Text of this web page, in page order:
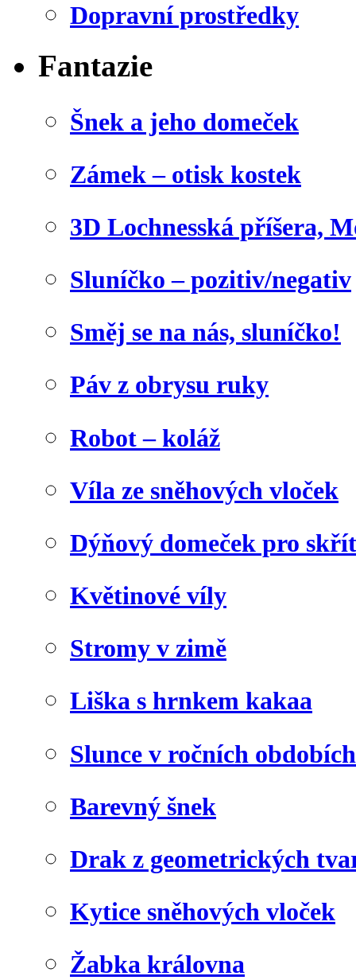
Dopravní prostředky
Fantazie
Šnek a jeho domeček
Zámek – otisk kostek
3D Lochnesská příšera,
Sluníčko – pozitiv/negativ
Směj se na nás, sluníčko!
Páv z obrysu ruky
Robot – koláž
Víla ze sněhových vloček
Dýňový domeček pro
Květinové víly
Stromy v zimě
Liška s hrnkem kakaa
Slunce v ročních obdobích
Barevný šnek
Drak z geometrických
Kytice sněhových vloček
Žabka královna